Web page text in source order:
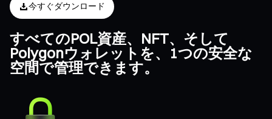
今すぐダウンロード
すべてのPOL資産、NFT、そして
Polygonウォレットを、1つの安全な
空間で管理できます。